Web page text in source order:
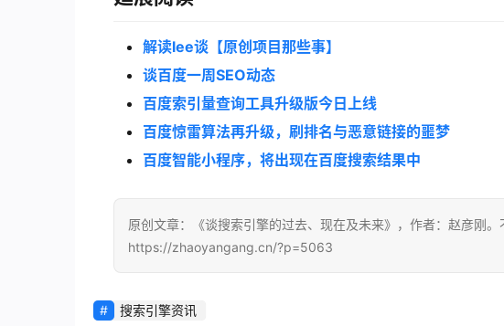
解读lee谈【原创项目那些事】
谈百度一周SEO动态
百度索引量查询工具升级版今日上线
百度惊雷算法再升级，刷排名与恶意链接的噩梦
百度智能小程序，将出现在百度搜索结果中
原创文章：《谈搜索引擎的过去、现在及未来》，作者：赵彦刚。
https://zhaoyangang.cn/?p=5063
搜索引擎资讯